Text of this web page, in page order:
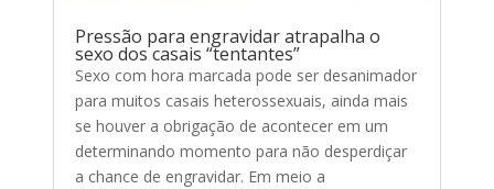
Pressão para engravidar atrapalha o
sexo dos casais “tentantes”
Sexo com hora marcada pode ser desanimador
para muitos casais heterossexuais, ainda mais
se houver a obrigação de acontecer em um
determinando momento para não desperdiçar
a chance de engravidar. Em meio a